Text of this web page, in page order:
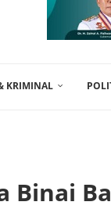
KRIMINAL
Binai